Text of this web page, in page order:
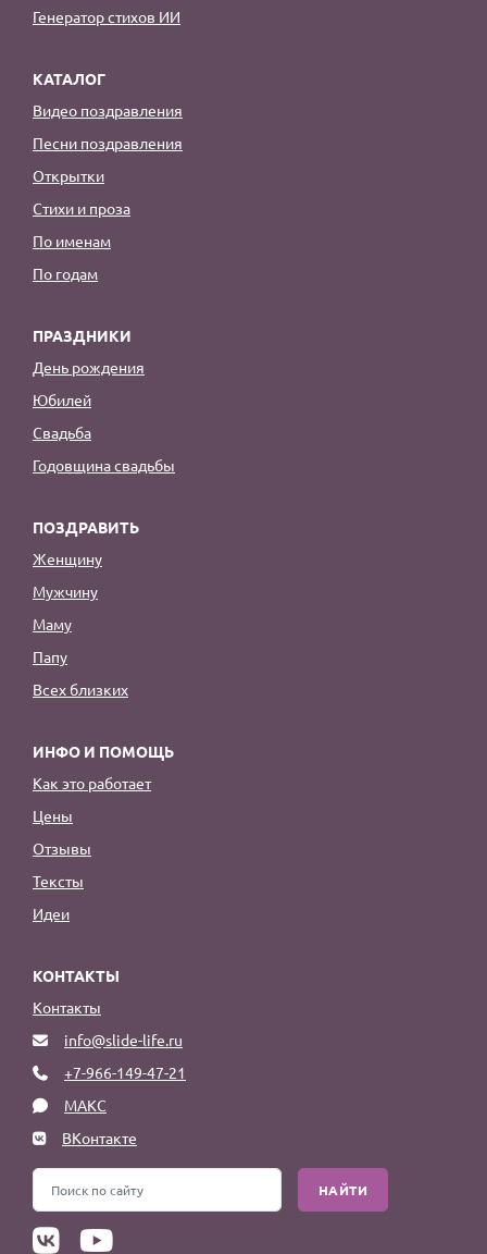
Генератор стихов ИИ
КАТАЛОГ
Видео поздравления
Песни поздравления
Открытки
Стихи и проза
По именам
По годам
ПРАЗДНИКИ
День рождения
Юбилей
Свадьба
Годовщина свадьбы
ПОЗДРАВИТЬ
Женщину
Мужчину
Маму
Папу
Всех близких
ИНФО И ПОМОЩЬ
Как это работает
Цены
Отзывы
Тексты
Идеи
КОНТАКТЫ
Контакты
info@slide-life.ru
+7-966-149-47-21
МАКС
ВКонтакте
НАЙТИ